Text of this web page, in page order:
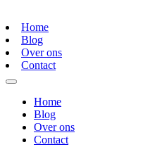
Home
Blog
Over ons
Contact
Home
Blog
Over ons
Contact